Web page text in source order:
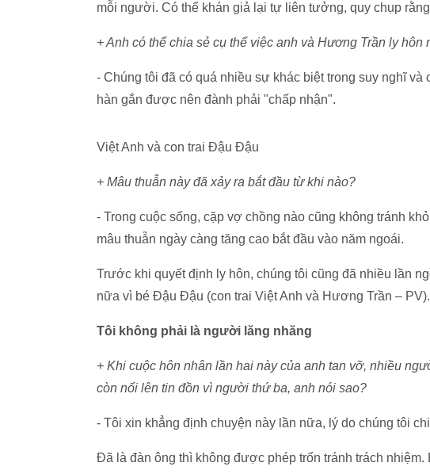
mỗi người. Có thể khán giả lại tự liên tưởng, quy chụp
+ Anh có thể chia sẻ cụ thể việc anh và Hương Trần ly hôn
- Chúng tôi đã có quá nhiều sự khác biệt trong suy nghĩ
hàn gắn được nên đành phải "chấp nhận".
Việt Anh và con trai Đậu Đậu
+ Mâu thuẫn này đã xảy ra bắt đầu từ khi nào?
- Trong cuộc sống, cặp vợ chồng nào cũng không tránh
mâu thuẫn ngày càng tăng cao bắt đầu vào năm ngoái.
Trước khi quyết định ly hôn, chúng tôi cũng đã nhiều lần
nữa vì bé Đậu Đậu (con trai Việt Anh và Hương Trần – PV).
Tôi không phải là người lăng nhăng
+ Khi cuộc hôn nhân lần hai này của anh tan vỡ, nhiều
còn nổi lên tin đồn vì người thứ ba, anh nói sao?
- Tôi xin khẳng định chuyện này lần nữa, lý do chúng tôi
Đã là đàn ông thì không được phép trốn tránh trách